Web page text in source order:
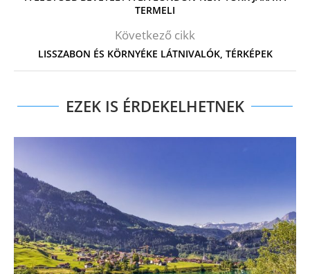
TERMELI
Következő cikk
LISSZABON ÉS KÖRNYÉKE LÁTNIVALÓK, TÉRKÉPEK
EZEK IS ÉRDEKELHETNEK